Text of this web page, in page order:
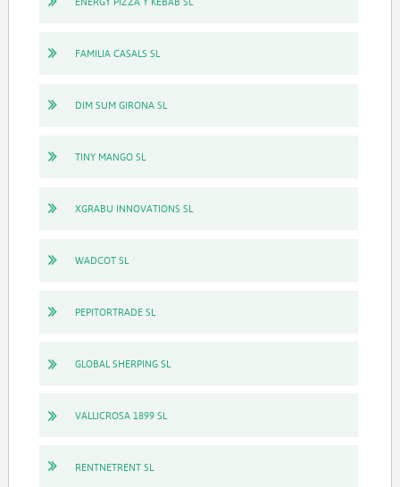
FAMILIA CASALS SL
DIM SUM GIRONA SL
TINY MANGO SL
XGRABU INNOVATIONS SL
WADCOT SL
PEPITORTRADE SL
GLOBAL SHERPING SL
VALLICROSA 1899 SL
RENTNETRENT SL